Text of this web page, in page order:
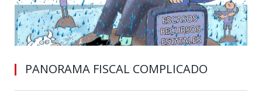
PANORAMA FISCAL COMPLICADO